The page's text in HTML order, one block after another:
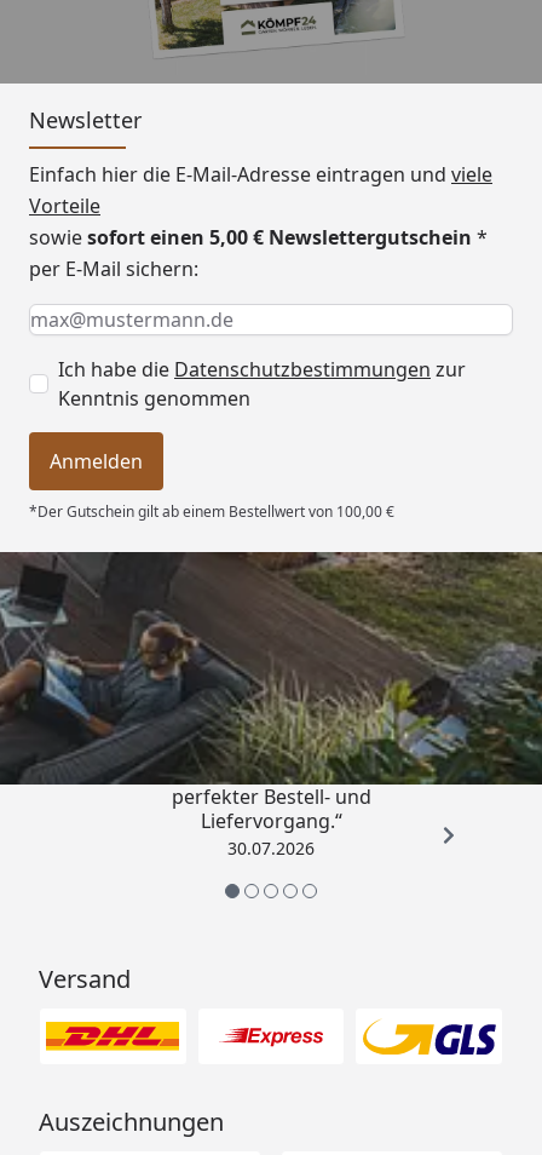
Newsletter
Einfach hier die E-Mail-Adresse eintragen und viele
Vorteile
sowiesofort einen 5,00 € Newslettergutschein *
per E-Mail sichern:
Keine Eingabe erforderlich
Eingabe erforderlich
E-Mail *
Ich habe die Datenschutzbestimmungen zur
Kenntnis genommen
Anmelden
*Der Gutschein gilt ab einem Bestellwert von 100,00 €
Trusted Shops
4,76/ 5
„Qualitativ sehr gute Ware und ein
perfekter Bestell- und
Liefervorgang.“
30.07.2026
Versand
Auszeichnungen